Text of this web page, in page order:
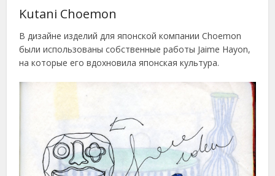
Kutani Choemon
В дизайне изделий для японской компании Choemon
были использованы собственные работы Jaime Hayon,
на которые его вдохновила японская культура.